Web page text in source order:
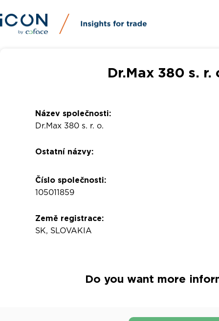
Dr.Max 380 s.
Název společnosti:
Dr.Max 380 s. r. o.
Ostatní názvy:
Číslo společnosti:
105011859
Země registrace:
SK, SLOVAKIA
Do you want more